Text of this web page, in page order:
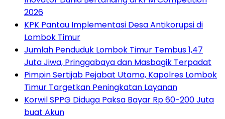
2026
KPK Pantau Implementasi Desa Antikorupsi di
Lombok Timur
Jumlah Penduduk Lombok Timur Tembus 1,47
Juta Jiwa, Pringgabaya dan Masbagik Terpadat
Pimpin Sertijab Pejabat Utama, Kapolres Lombok
Timur Targetkan Peningkatan Layanan
Korwil SPPG Diduga Paksa Bayar Rp 60-200 Juta
buat Akun